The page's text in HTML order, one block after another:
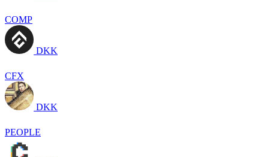
COMP
DKK
CFX
DKK
PEOPLE